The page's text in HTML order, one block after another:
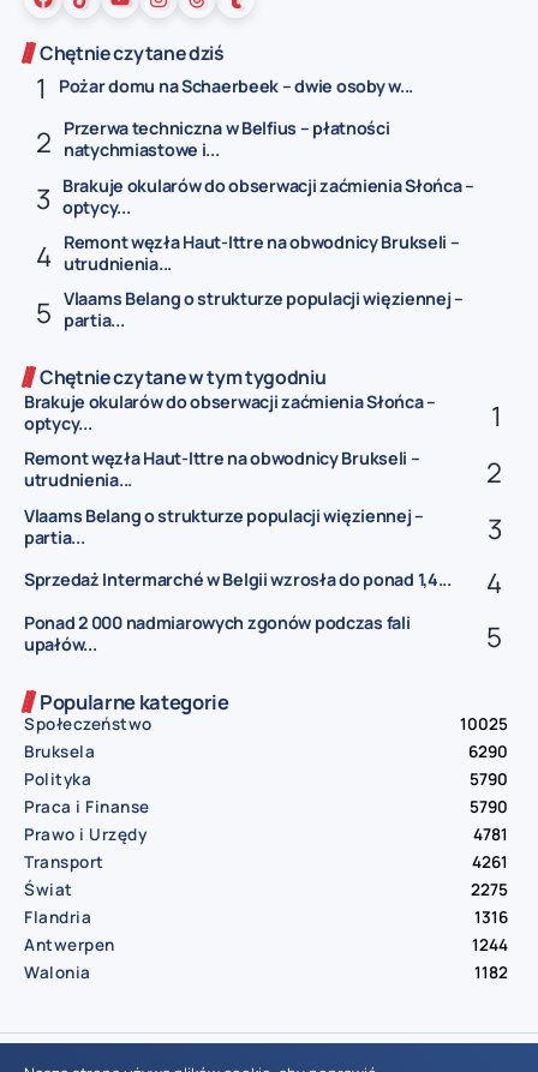
Chętnie czytane dziś
Pożar domu na Schaerbeek – dwie osoby w...
Przerwa techniczna w Belfius – płatności
natychmiastowe i...
Brakuje okularów do obserwacji zaćmienia Słońca –
optycy...
Remont węzła Haut-Ittre na obwodnicy Brukseli –
utrudnienia...
Vlaams Belang o strukturze populacji więziennej –
partia...
Chętnie czytane w tym tygodniu
Brakuje okularów do obserwacji zaćmienia Słońca –
optycy...
Remont węzła Haut-Ittre na obwodnicy Brukseli –
utrudnienia...
Vlaams Belang o strukturze populacji więziennej –
partia...
Sprzedaż Intermarché w Belgii wzrosła do ponad 1,4...
Ponad 2 000 nadmiarowych zgonów podczas fali
upałów...
Popularne kategorie
Społeczeństwo
10025
Bruksela
6290
Polityka
5790
Praca i Finanse
5790
Prawo i Urzędy
4781
Transport
4261
Świat
2275
Flandria
1316
Antwerpen
1244
Walonia
1182
© Aktualnosci.be – All Right Reserved 2016-2026